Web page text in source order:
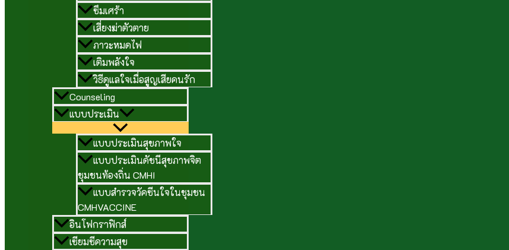
ซึมเศร้า
เสี่ยงฆ่าตัวตาย
ภาวะหมดไฟ
เติมพลังใจ
วิธีดูแลใจเมื่อสูญเสียคนรัก
Counseling
แบบประเมิน
แบบประเมินสุขภาพใจ
แบบประเมินดัชนีสุขภาพจิต
ชุมชนท้องถิ่น CMHI
แบบสำรวจวัคซีนใจในชุมชน
CMHVACCINE
อินโฟกราฟิกส์
เซียมซีความสุข